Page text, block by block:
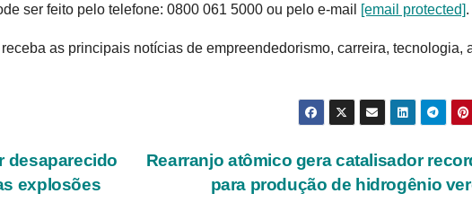
ser feito pelo telefone: 0800 061 5000 ou pelo e-mail
[email protected].
as principais notícias de empreendedorismo, carreira, tecnologia,
Rearranjo atômico gera catalisador
para produção de hidrogênio
desaparecido
explosões